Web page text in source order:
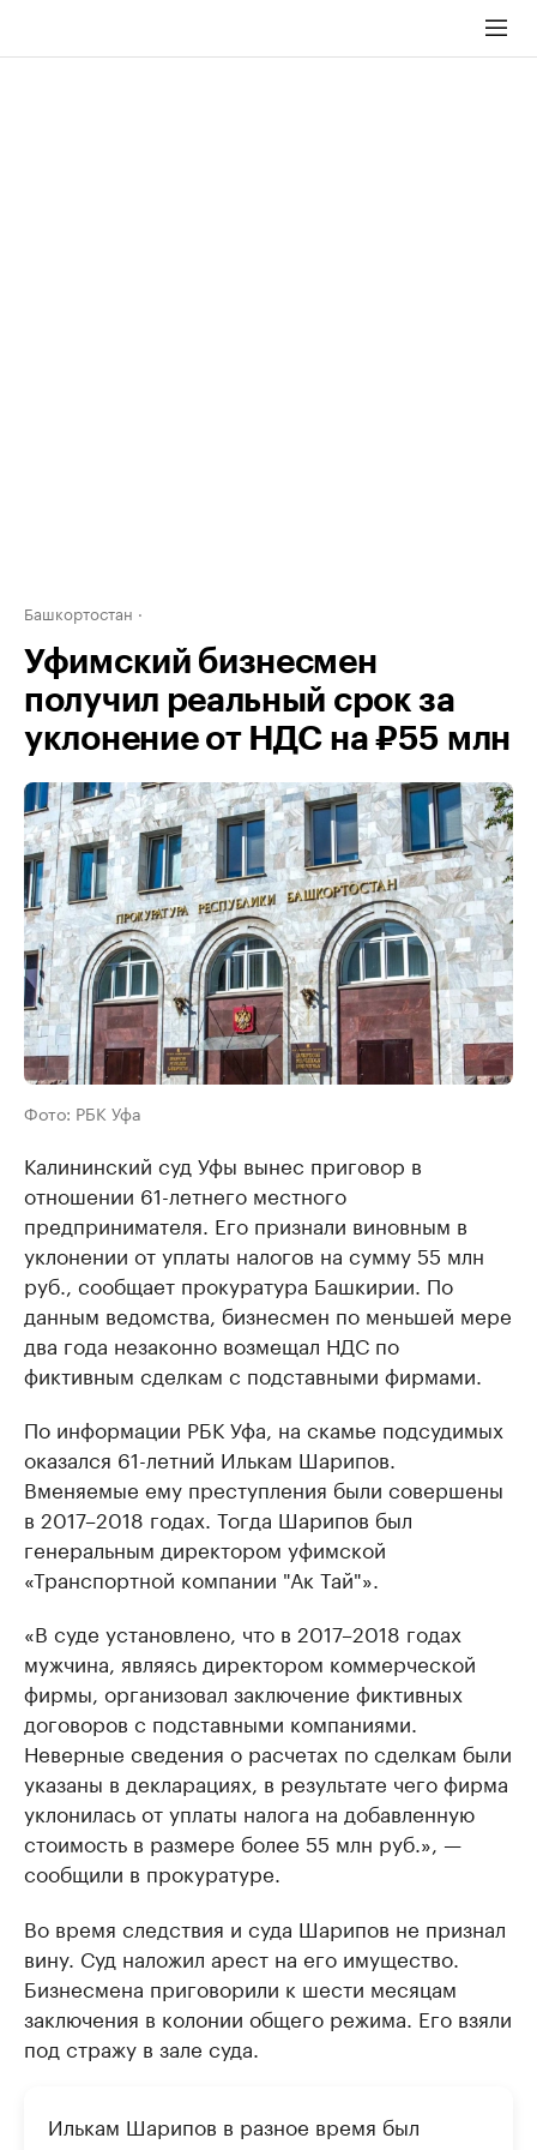
Башкортостан
Уфимский бизнесмен
получил реальный срок за
уклонение от НДС на ₽55 млн
Фото: РБК Уфа
Калининский суд Уфы вынес приговор в
отношении 61-летнего местного
предпринимателя. Его признали виновным в
уклонении от уплаты налогов на сумму 55 млн
руб., сообщает прокуратура Башкирии. По
данным ведомства, бизнесмен по меньшей мере
два года незаконно возмещал НДС по
фиктивным сделкам с подставными фирмами.
По информации РБК Уфа, на скамье подсудимых
оказался 61-летний Илькам Шарипов.
Вменяемые ему преступления были совершены
в 2017–2018 годах. Тогда Шарипов был
генеральным директором уфимской
«Транспортной компании "Ак Тай"».
«В суде установлено, что в 2017–2018 годах
мужчина, являясь директором коммерческой
фирмы, организовал заключение фиктивных
договоров с подставными компаниями.
Неверные сведения о расчетах по сделкам были
указаны в декларациях, в результате чего фирма
уклонилась от уплаты налога на добавленную
стоимость в размере более 55 млн руб.», —
сообщили в прокуратуре.
Во время следствия и суда Шарипов не признал
вину. Суд наложил арест на его имущество.
Бизнесмена приговорили к шести месяцам
заключения в колонии общего режима. Его взяли
под стражу в зале суда.
Илькам Шарипов в разное время был